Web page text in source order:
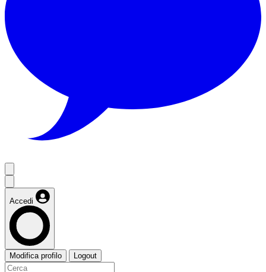
Accedi
Modifica profilo Logout